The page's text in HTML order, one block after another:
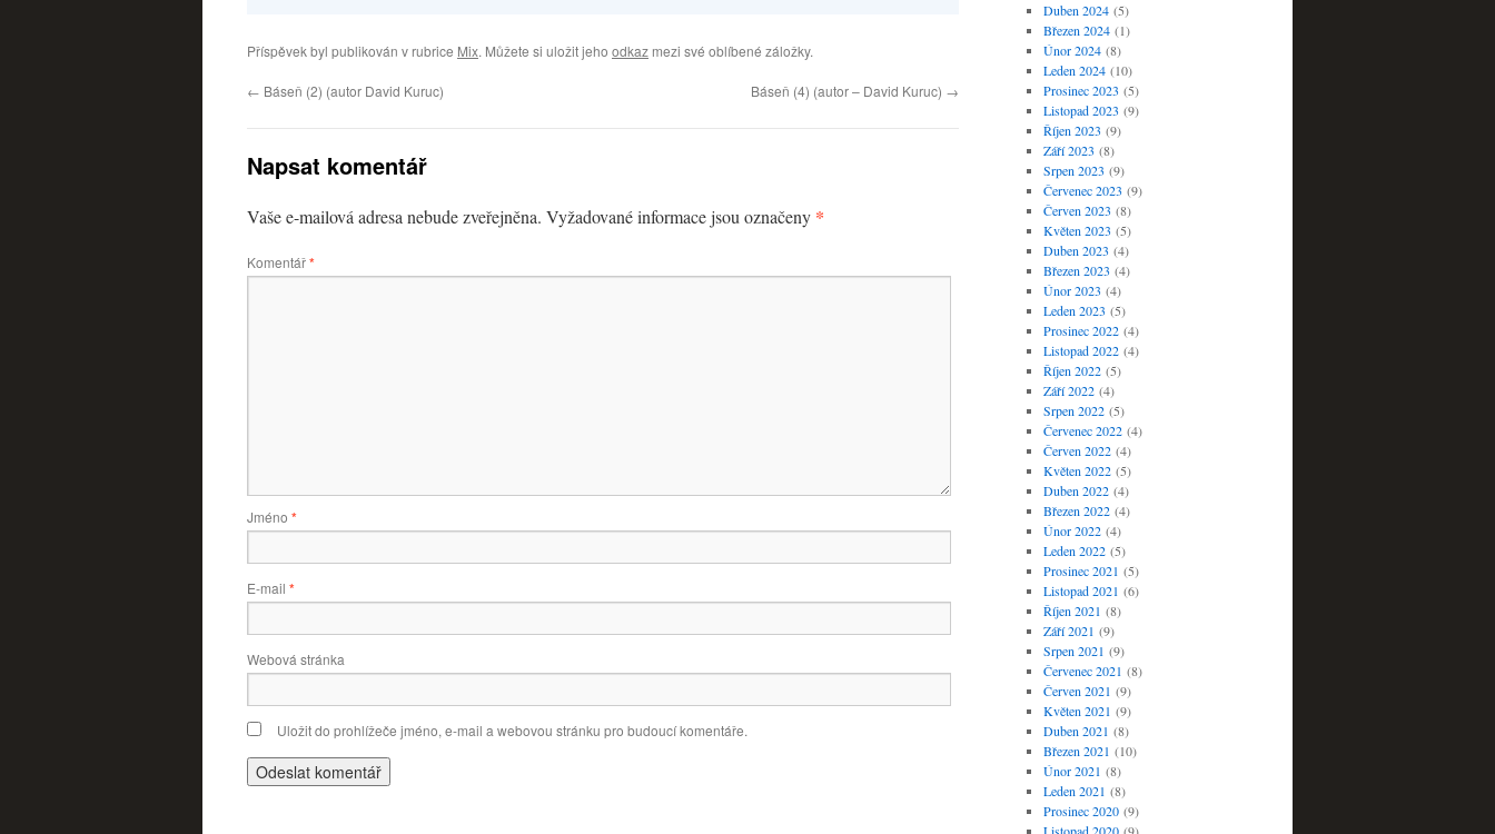
Příspěvek byl publikován v rubrice Mix. Můžete si uložit jeho odkaz mezi své oblíbené záložky.
← Báseň (2) (autor David Kuruc) Báseň (4) (autor – David Kuruc) →
Napsat komentář
Vaše e-mailová adresa nebude zveřejněna. Vyžadované informace jsou označeny *
Komentář*
Jméno *
E-mail *
Webová stránka
Uložit do prohlížeče jméno, e-mail a webovou stránku pro budoucí komentáře.
Duben 2024(5)
Březen 2024(1)
Únor 2024(8)
Leden 2024(10)
Prosinec 2023 (5)
Listopad 2023 (9)
Říjen 2023 (9)
Září 2023 (8)
Srpen 2023 (9)
Červenec 2023 (9)
Červen 2023 (8)
Květen 2023 (5)
Duben 2023 (4)
Březen 2023 (4)
Únor 2023 (4)
Leden 2023 (5)
Prosinec 2022(4)
Listopad 2022(4)
Říjen 2022(5)
Září 2022(4)
Srpen 2022(5)
Červenec 2022(4)
Červen 2022(4)
Květen 2022(5)
Duben 2022(4)
Březen 2022(4)
Únor 2022(4)
Leden 2022(5)
Prosinec 2021 (5)
Listopad 2021 (6)
Říjen 2021 (8)
Září 2021 (9)
Srpen 2021 (9)
Červenec 2021 (8)
Červen 2021 (9)
Květen 2021 (9)
Duben 2021 (8)
Březen 2021 (10)
Únor 2021 (8)
Leden 2021 (8)
Prosinec 2020(9)